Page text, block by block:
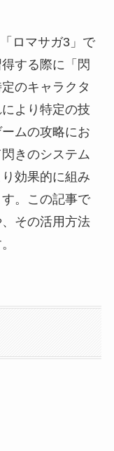
ロマサガ3」で
する際に「閃
のキャラクタ
より特定の技
ムの攻略にお
きのシステム
効果的に組み
。この記事で
その活用方法